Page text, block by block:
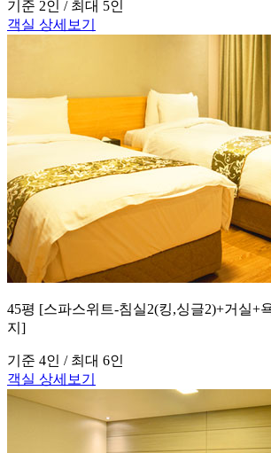
기준 2인 / 최대 5인
객실 상세보기
45평 [스파스위트-침실2(킹,싱글2)+거실+
지]
기준 4인 / 최대 6인
객실 상세보기